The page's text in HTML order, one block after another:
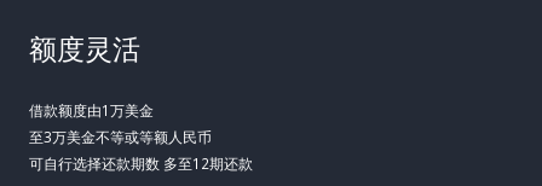
额度灵活
借款额度由1万美金
至3万美金不等或等额人民币
可自行选择还款期数 多至12期还款